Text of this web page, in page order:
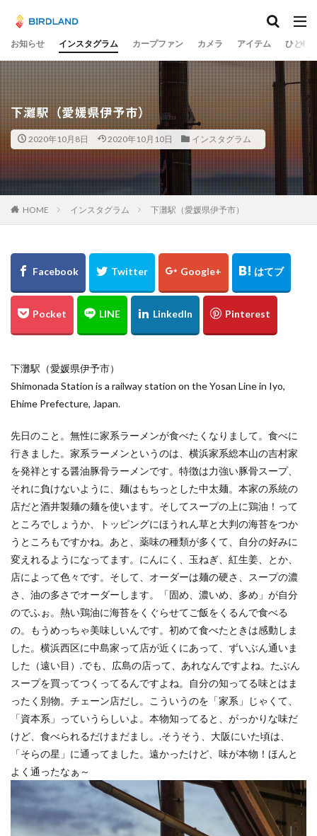
お知らせ インスタグラム カープファン カメラ アイテム ひとり
下灘駅（愛媛県伊予市）
2020年10月8日 2020年10月10日 インスタグラム
HOME インスタグラム 下灘駅（愛媛県伊予市）
下灘駅（愛媛県伊予市）
Shimonada Station is a railway station on the Yosan Line in Iyo,
Ehime Prefecture, Japan.
先日のこと。無性に家系ラーメンが食べたくなりまして。食べに
行きました。家系ラーメンというのは、横浜家系総本山の吉村家
を発祥とする醤油豚骨ラーメンです。特徴は力強い豚骨スープ、
それに負けないように、麺はもちっとした中太麺。本家の系統の
店だと酒井製麺の麺を使います。そしてスープの上に鶏油！って
ところでしょうか、トッピングにほうれん草と大判の海苔をつか
うところもですかね。あと、薬味の種類が多くて、自分の好みに
変えれるようになってます。にんにく、玉ねぎ、紅生姜、とか、
店によって色々です。そして、オーダーは麺の硬さ、スープの濃
さ、油の多さでオーダーします。「固め、濃いめ、多め」が自分
のでふぉ。熱い鶏油に海苔をくぐらせてご飯をくるんで食べる
の。もうめっちゃ美味しいんです。初めて食べたときは感動しま
した。横浜西区に中島家って店が近くにあって、ずいぶん通いま
した（遠い目）.でも、広島の店って、あれなんですよね。たぶん
スープを買ってつくってるんですよね。自分の知ってる味とはま
ったく別物。チェーン店だし。こういうのを「家系」じゃくて、
「資本系」っていうらしいよ。本物知ってると、がっかりな味だ
けど、食べられるだけまだまし。.そうそう、大阪にいた頃は、
「そらの星」に通ってました。遠かったけど、味が本物！ほんと
よく通ったなぁ～
タグ
宮島水中花火大会 光の祭
teamLab
チームラボ
飛行機 千里川土手
梅
岡山市
ume 井原鉄道
水コン
備中国分寺
吉備津神社 わしの部屋
美観地区
交差点
大阪市 広島ベイブリッジ
黄金山
海田大橋
池山水源 菊池渓谷
大分県
奈多八幡宮
スカイツリー 東京
東京駅
水島コンビナート
岡山 ヒドリガモ
古川
例大祭
くるくる 蒲刈 イルミ
太宰治
林忠彦
周南市 とびしま海道
グルグル
綱掛け岩
雪 カワセミ 寒椿
お散歩
ホートレート
オシドリ
ひがん花 曼殊沙華
猫じゃらし
白野菊
大阪府 梅田スカイビル
スナメリ
宮島水族館
中国
東京スカイツリー
日の出 上海
僕夏日記
東京国際フォーラム
都庁展望室 新宿
東京都
うめきた広場
テッドイベール
ひがん花の里
香美町
鎧の袖 新仲見世
浅草
優勝パレード
余部鉄橋
山陰
兵庫県
撮り旅 大阪
グランフロント
大阪駅
白川水源 夜景 角島
伊予灘
倉吉
松山市 石槌山 落日
夕暮れ
下灘駅
木谷沢渓流 大山 鳥取県
奥大山
厳島神社
大鳥居
道後温泉本館
廃線
誕生日 広島土砂災害
菊屋横丁
萩市
神社 福山市
草戸稲荷神社
真名井の滝
高千穂 宮崎県 初夏
寺
奥の院
鍋ヶ滝 熊本県
ホタル
ゲンジボタル
ヒメボタル
星空
星景写真
火星 天の川
豊平どんぐり村